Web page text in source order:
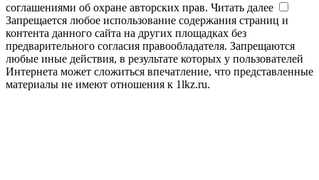
соглашениями об охране авторских прав. Читать далее
Запрещается любое использование содержания страниц и
контента данного сайта на других площадках без
предварительного согласия правообладателя. Запрещаются
любые иные действия, в результате которых у пользователей
Интернета может сложиться впечатление, что представленные
материалы не имеют отношения к 1lkz.ru.